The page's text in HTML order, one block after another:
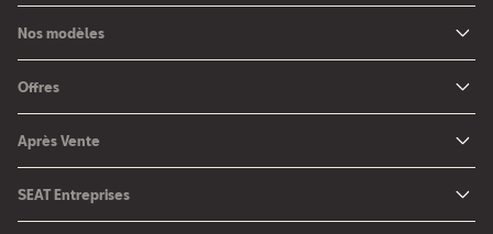
Nos modèles
Nouveau SEAT Ateca
Nouvelle SEAT Ibiza
Nouvelle SEAT Arona
Offres
Après Vente
SEAT Pièces de rechange
SEAT Entreprises